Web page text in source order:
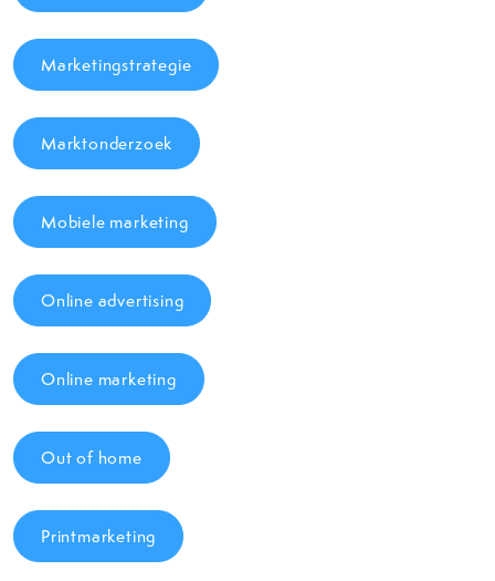
Marketingstrategie
Marktonderzoek
Mobiele marketing
Online advertising
Online marketing
Out of home
Printmarketing